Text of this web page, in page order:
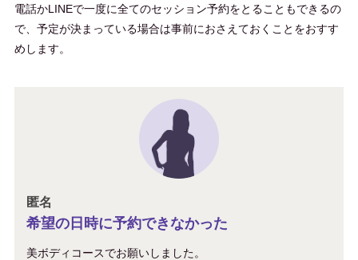
電話かLINEで一度に全てのセッション予約をとることもできるの
で、予定が決まっている場合は事前におさえておくことをおすす
めします。
匿名
希望の日時に予約できなかった
美ボディコースでお願いしました。